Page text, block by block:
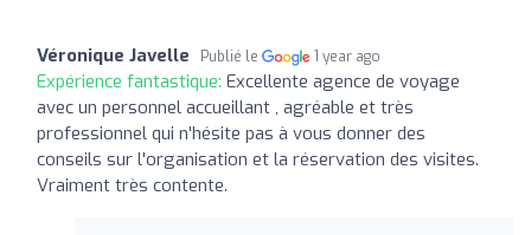
Véronique Javelle Publié le 1 year ago
Expérience fantastique: Excellente agence de voyage
avec un personnel accueillant , agréable et très
professionnel qui n'hésite pas à vous donner des
conseils sur l'organisation et la réservation des visites.
Vraiment très contente.